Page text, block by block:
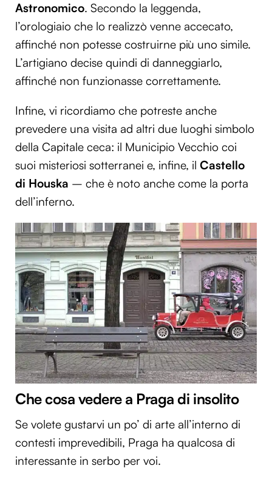
Astronomico. Secondo la leggenda,
l’orologiaio che lo realizzò venne accecato,
affinché non potesse costruirne più uno simile.
L’artigiano decise quindi di danneggiarlo,
affinché non funzionasse correttamente.
Infine, vi ricordiamo che potreste anche
prevedere una visita ad altri due luoghi simbolo
della Capitale ceca: il Municipio Vecchio coi
suoi misteriosi sotterranei e, infine, il Castello
di Houska – che è noto anche come la porta
dell’inferno.
Che cosa vedere a Praga di insolito
Se volete gustarvi un po’ di arte all’interno di
contesti imprevedibili, Praga ha qualcosa di
interessante in serbo per voi.